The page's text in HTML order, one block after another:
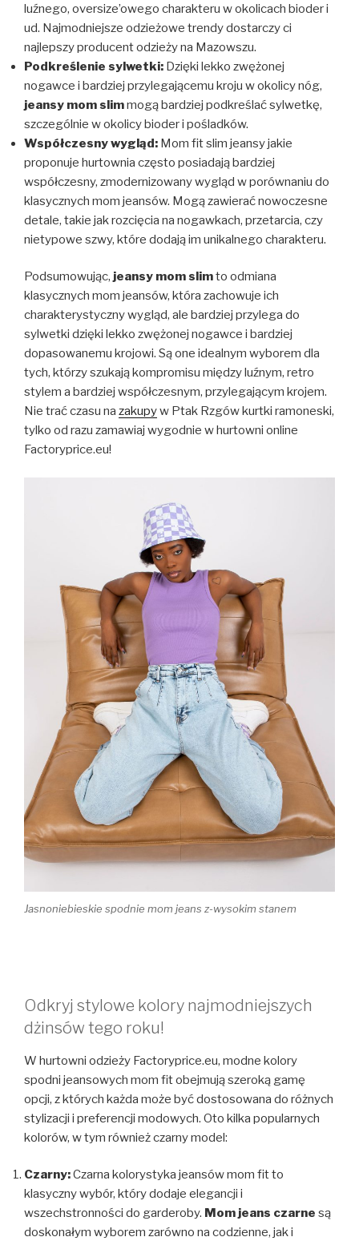
luźnego, oversize’owego charakteru w okolicach bioder i
ud. Najmodniejsze odzieżowe trendy dostarczy ci
najlepszy producent odzieży na Mazowszu.
Podkreślenie sylwetki: Dzięki lekko zwężonej
nogawce i bardziej przylegającemu kroju w okolicy nóg,
jeansy mom slimmogą bardziej podkreślać sylwetkę,
szczególnie w okolicy bioder i pośladków.
Współczesny wygląd: Mom fit slim jeansy jakie
proponuje hurtownia często posiadają bardziej
współczesny, zmodernizowany wygląd w porównaniu do
klasycznych mom jeansów. Mogą zawierać nowoczesne
detale, takie jak rozcięcia na nogawkach, przetarcia, czy
nietypowe szwy, które dodają im unikalnego charakteru.
Podsumowując, jeansy mom slimto odmiana
klasycznych mom jeansów, która zachowuje ich
charakterystyczny wygląd, ale bardziej przylega do
sylwetki dzięki lekko zwężonej nogawce i bardziej
dopasowanemu krojowi. Są one idealnym wyborem dla
tych, którzy szukają kompromisu między luźnym, retro
stylem a bardziej współczesnym, przylegającym krojem.
Nie trać czasu na zakupyw Ptak Rzgów kurtki ramoneski,
tylko od razu zamawiaj wygodnie w hurtowni online
Factoryprice.eu!
Jasnoniebieskie spodnie mom jeans z-wysokim stanem
Odkryj stylowe kolory najmodniejszych
dżinsów tego roku!
W hurtowni odzieży Factoryprice.eu, modne kolory
spodni jeansowych mom fit obejmują szeroką gamę
opcji, z których każda może być dostosowana do różnych
stylizacji i preferencji modowych. Oto kilka popularnych
kolorów, w tym również czarny model:
Czarny:Czarna kolorystyka jeansów mom fit to
klasyczny wybór, który dodaje elegancji i
wszechstronności do garderoby. Mom jeans czarne są
doskonałym wyborem zarówno na codzienne, jak i